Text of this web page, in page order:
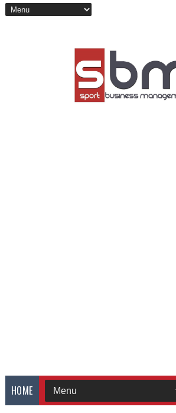
HOME